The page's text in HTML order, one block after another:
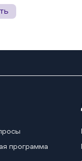
программа